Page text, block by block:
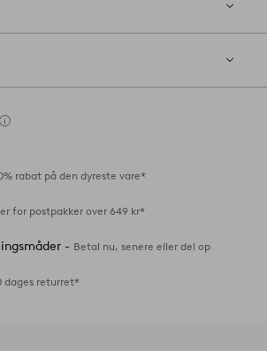
rabat på den dyreste vare*
for postpakker over 649 kr*
- Betal nu, senere eller del op
dages returret*